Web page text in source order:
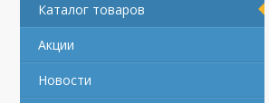
Каталог товаров
Акции
Новости